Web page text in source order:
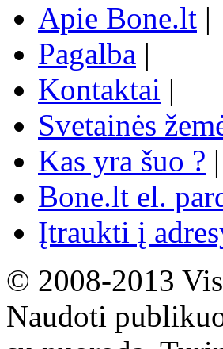
Apie Bone.lt |
Pagalba |
Kontaktai |
Svetainės
Kas yra šuo ? |
Bone.lt el.
Įtraukti į
© 2008-2013
Naudoti